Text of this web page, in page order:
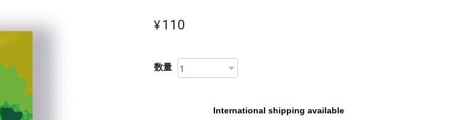
¥110
数量
International shipping available